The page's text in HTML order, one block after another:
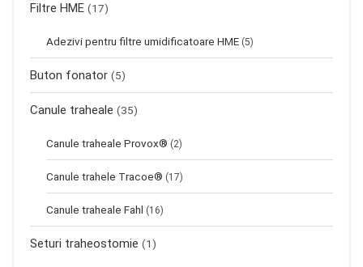
Filtre HME (17)
Adezivi pentru filtre umidificatoare HME (5)
Buton fonator (5)
Canule traheale (35)
Canule traheale Provox® (2)
Canule trahele Tracoe® (17)
Canule traheale Fahl (16)
Seturi traheostomie (1)